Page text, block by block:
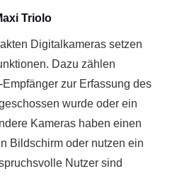
Triolo
Digitalkameras setzen
Dazu zählen
zur Erfassung des
wurde oder ein
Kameras haben einen
Bildschirm oder nutzen ein
Nutzer sind